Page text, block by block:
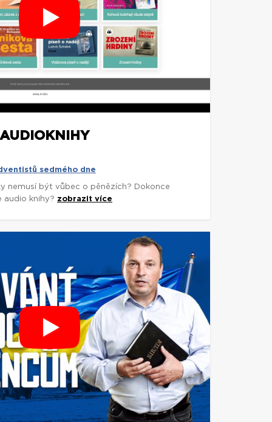
sedmého dne
nemusí být vůbec o pěnězích? Dokonce
audio knihy? zobrazit více